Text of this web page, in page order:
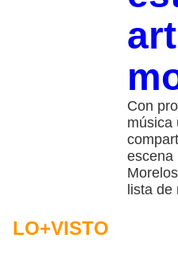
Con
música
escena
lista
LO+VISTO